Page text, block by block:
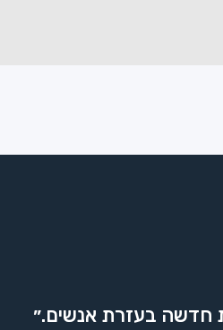
חדשה בעזרת אנשים.״